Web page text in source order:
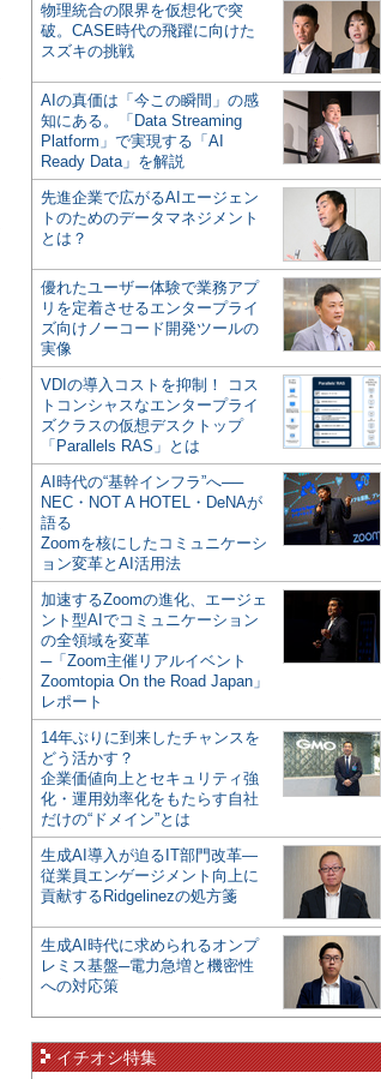
物理統合の限界を仮想化で突
破。CASE時代の飛躍に向けた
スズキの挑戦
AIの真価は「今この瞬間」の感
知にある。「Data Streaming
Platform」で実現する「AI
Ready Data」を解説
先進企業で広がるAIエージェン
トのためのデータマネジメント
とは？
優れたユーザー体験で業務アプ
リを定着させるエンタープライ
ズ向けノーコード開発ツールの
実像
VDIの導入コストを抑制！ コス
トコンシャスなエンタープライ
ズクラスの仮想デスクトップ
「Parallels RAS」とは
AI時代の“基幹インフラ”へ──
NEC・NOT A HOTEL・DeNAが
語る
Zoomを核にしたコミュニケーシ
ョン変革とAI活用法
加速するZoomの進化、エージェ
ント型AIでコミュニケーション
の全領域を変革
─「Zoom主催リアルイベント
Zoomtopia On the Road Japan」
レポート
14年ぶりに到来したチャンスを
どう活かす？
企業価値向上とセキュリティ強
化・運用効率化をもたらす自社
だけの“ドメイン”とは
生成AI導入が迫るIT部門改革―
従業員エンゲージメント向上に
貢献するRidgelinezの処方箋
生成AI時代に求められるオンプ
レミス基盤─電力急増と機密性
への対応策
イチオシ特集